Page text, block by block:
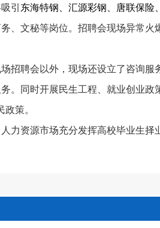
引 东海特钢、汇源彩钢、唐联保险
、文秘等岗位。招聘会现场异常
招聘会以外，现场还设立了咨询
。同时开展民生工程、就业创业
政策。
力资源市场充分发挥高校毕业生